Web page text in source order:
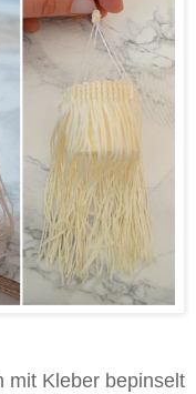
mit Kleber bepinselt